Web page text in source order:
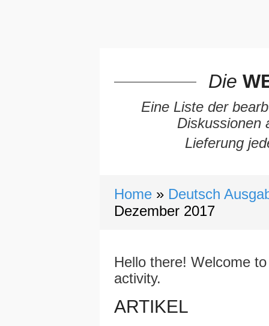
Die
Eine Liste der
Diskussionen
Lieferung
Home
Deutsch
Dezember 2017
Hello there! Welcome
activity.
ARTIKEL